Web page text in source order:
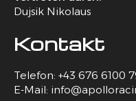
Dujsik Nikolaus
Kontakt
Telefon: +43 676 6100
E-Mail: